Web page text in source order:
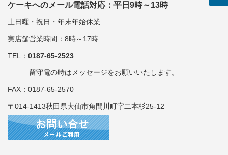
ケーキへのメール電話対応：平日9時～13時
土日曜・祝日・年末年始休業
実店舗営業時間：8時～17時
TEL： 0187-65-2523
留守電の時はメッセージをお願いいたします。
FAX：0187-65-2570
〒014-1413秋田県大仙市角間川町字二本杉25-12